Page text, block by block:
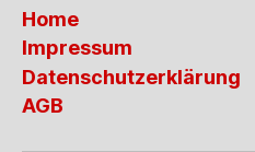
Home
Impressum
Datenschutzerklärung
AGB